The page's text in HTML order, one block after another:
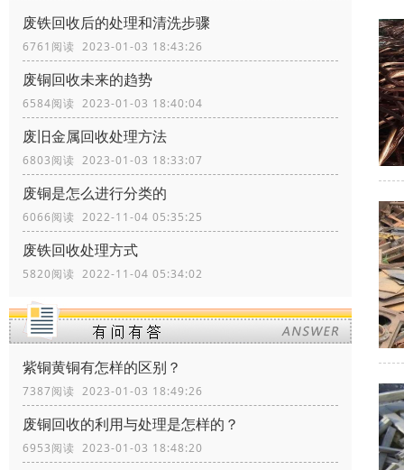
废铁回收后的处理和清洗步骤
6761阅读 2023-01-03 18:43:26
废铜回收未来的趋势
6584阅读 2023-01-03 18:40:04
废旧金属回收处理方法
6803阅读 2023-01-03 18:33:07
废铜是怎么进行分类的
6066阅读 2022-11-04 05:35:25
废铁回收处理方式
5820阅读 2022-11-04 05:34:02
紫铜黄铜有怎样的区别？
7387阅读 2023-01-03 18:49:26
废铜回收的利用与处理是怎样的？
6953阅读 2023-01-03 18:48:20